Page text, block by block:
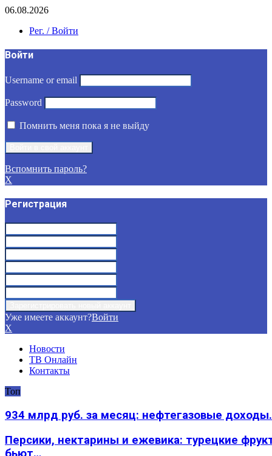
06.08.2026
Рег. / Войти
Войти
Username or email
Password
Помнить меня пока я не выйду
Вспомнить пароль?
X
Регистрация
Уже имеете аккаунт?Войти
X
Новости
ТВ Онлайн
Контакты
Топ
934 млрд руб. за месяц: нефтегазовые
Персики, нектарины и ежевика: турецкие
бьют…